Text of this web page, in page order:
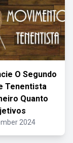
O Segundo
Tenentista
Quanto
2024